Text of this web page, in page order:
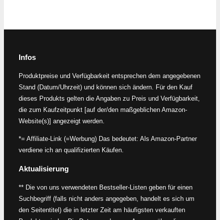
Infos
Produktpreise und Verfügbarkeit entsprechen dem angegebenen
Stand (Datum/Uhrzeit) und können sich ändern. Für den Kauf
dieses Produkts gelten die Angaben zu Preis und Verfügbarkeit,
die zum Kaufzeitpunkt [auf der/den maßgeblichen Amazon-
Website(s)] angezeigt werden.
*= Affiliate-Link (=Werbung) Das bedeutet: Als Amazon-Partner
verdiene ich an qualifizierten Käufen.
Aktualisierung
** Die von uns verwendeten Bestseller-Listen geben für einen
Suchbegriff (falls nicht anders angegeben, handelt es sich um
den Seitentitel) die in letzter Zeit am häufigsten verkauften